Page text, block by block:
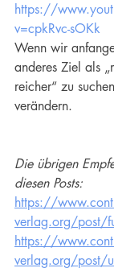
https://
v=cpkRvc-sOKk
Wenn wir
anderes Ziel als
reicher“ zu
verändern.
Die übrigen
diesen Posts:
https://
verlag.org/post/
https://
verlag.org/post/